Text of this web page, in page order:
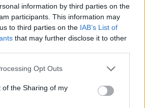
information by third parties on the
participants. This information may
to third parties on the IAB’s List of
that may further disclose it to other
Opt Outs
of the Sharing of my
si
possiamo